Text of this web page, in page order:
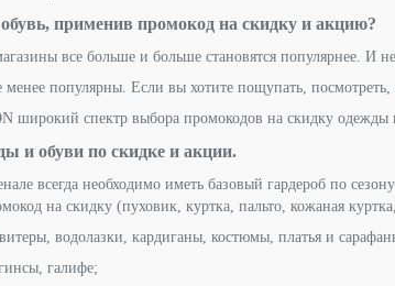
применив промокод на скидку и акцию?
все больше и больше становятся популярнее. И не
популярны. Если вы хотите пощупать, посмотреть,
широкий спектр выбора промокодов на скидку
и обуви по скидке и акции.
всегда необходимо иметь базовый гардероб по
на скидку (пуховик, куртка, пальто, кожаная
водолазки, кардиганы, костюмы, платья и
галифе;